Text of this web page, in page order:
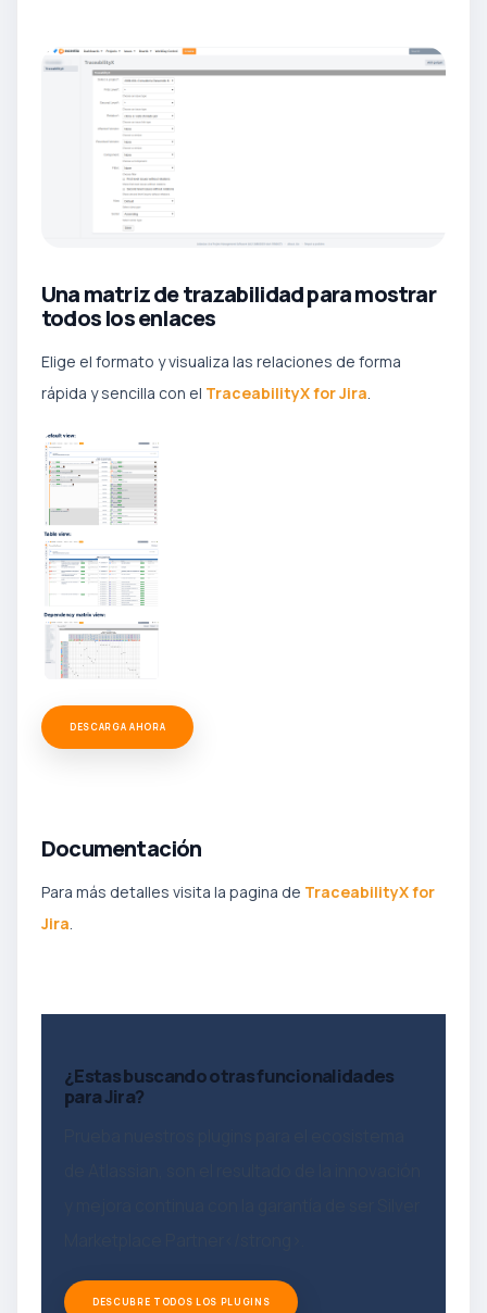
Una matriz de trazabilidad para mostrar
todos los enlaces
Elige el formato y visualiza las relaciones de forma
rápida y sencilla con el TraceabilityX for Jira
DESCARGA AHORA
Documentación
Para más detalles visita la pagina de TraceabilityX for
Jira
¿Estas buscando otras funcionalidades
para Jira?
DESCUBRE TODOS LOS PLUGINS